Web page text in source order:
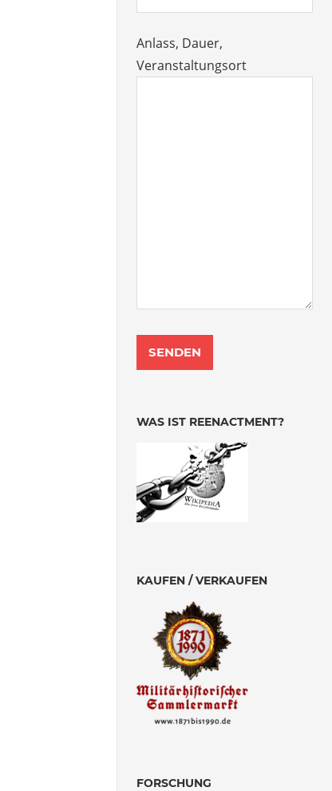
Anlass, Dauer,
Veranstaltungsort
WAS IST REENACTMENT?
KAUFEN / VERKAUFEN
FORSCHUNG